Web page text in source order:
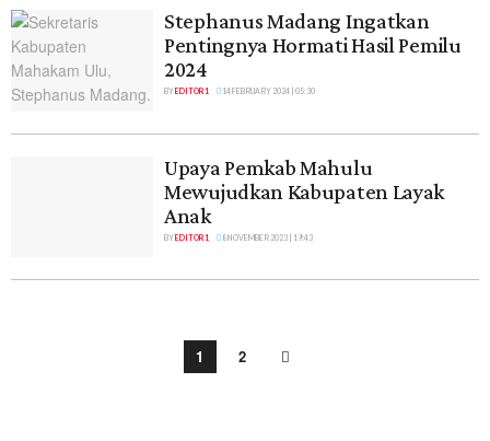
Stephanus Madang Ingatkan
Pentingnya Hormati Hasil Pemilu
2024
BYEDITOR 1 14 FEBRUARY 2024 | 05:30
Upaya Pemkab Mahulu
Mewujudkan Kabupaten Layak
Anak
BYEDITOR 1 8 NOVEMBER 2023 | 19:43
1 2